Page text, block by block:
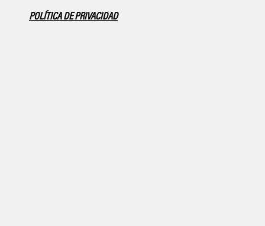
POLÍTICA DE PRI­VA­CI­DAD